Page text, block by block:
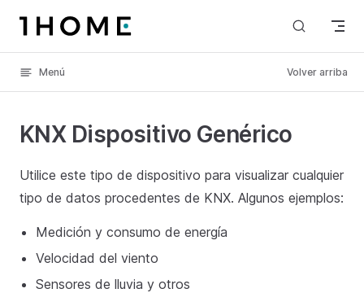
Skip to content
Menú Volver arriba
KNX Dispositivo Genérico
Utilice este tipo de dispositivo para visualizar cualquier
tipo de datos procedentes de KNX. Algunos ejemplos:
Medición y consumo de energía
Velocidad del viento
Sensores de lluvia y otros